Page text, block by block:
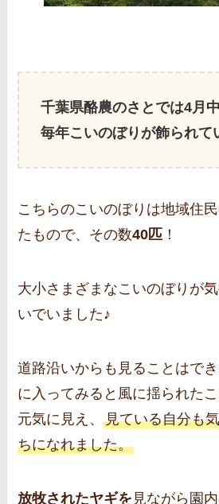
千葉県酪農のさとでは4月
毎年こいのぼりが飾られて
こちらのこいのぼりは地域住
たもので、その数40匹 ！
大小さまざまなこいのぼりが
いでいました♪
道路沿いからも見ることはで
に入ってみると風に揺られた
元気に見え、見ている自分も
ちになれました。
放牧されたヤギを 見ながら園